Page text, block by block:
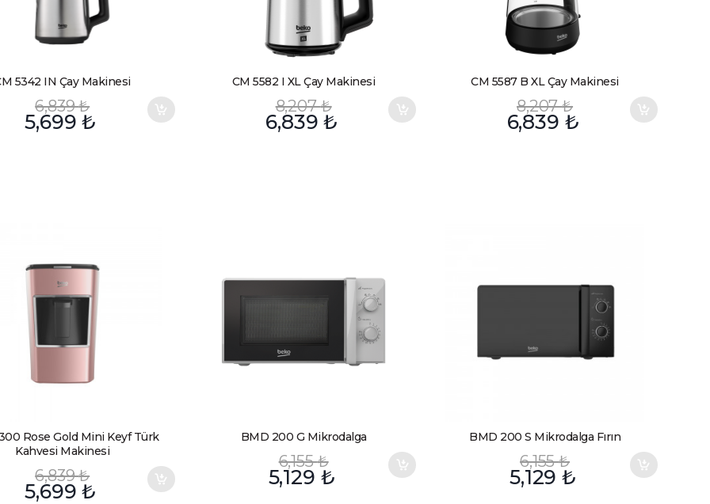
5342 IN Çay Makinesi
6,839₺
5,699₺
CM 5582 I XL Çay Makinesi
8,207₺
6,839₺
CM 5587 B XL Çay Makinesi
8,207₺
6,839 ₺
Rose Gold Mini Keyf Türk
Kahvesi Makinesi
6,839₺
5,699₺
BMD 200 G Mikrodalga
6,155₺
5,129 ₺
BMD 200 S Mikrodalga Fırın
6,155₺
5,129₺